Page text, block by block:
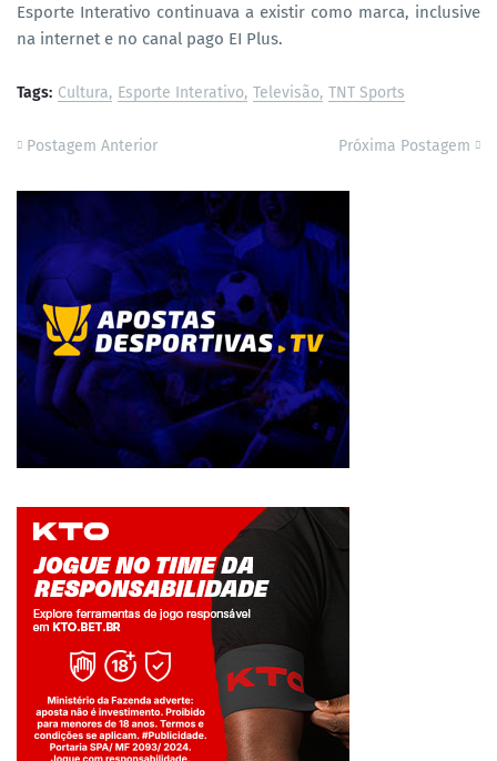
Esporte Interativo continuava a existir como marca, inclusive
na internet e no canal pago EI Plus.
Tags: Cultura Esporte Interativo Televisão TNT Sports
Postagem Anterior Próxima Postagem